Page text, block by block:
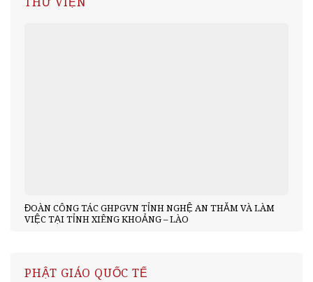
ĐOÀN CÔNG TÁC GHPGVN TỈNH NGHỆ AN THĂM VÀ LÀM
VIỆC TẠI TỈNH XIÊNG KHOẢNG – LÀO
PHẬT GIÁO QUỐC TẾ